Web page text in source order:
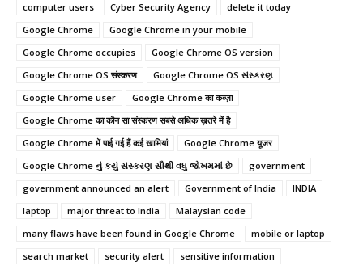
computer users
Cyber Security Agency
delete it today
Google Chrome
Google Chrome in your mobile
Google Chrome occupies
Google Chrome OS version
Google Chrome OS संस्करण
Google Chrome OS સંસ્કરણ
Google Chrome user
Google Chrome का कब्ज़ा
Google Chrome का कौन सा संस्करण सबसे अधिक ख़तरे में है
Google Chrome में पाई गई हैं कई खामियां
Google Chrome यूजर
Google Chrome નું કયું સંસ્કરણ સૌથી વધુ જોખમમાં છે
government
government announced an alert
Government of India
INDIA
laptop
major threat to India
Malaysian code
many flaws have been found in Google Chrome
mobile or laptop
search market
security alert
sensitive information